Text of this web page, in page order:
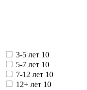
3-5 лет 10
5-7 лет 10
7-12 лет 10
12+ лет 10